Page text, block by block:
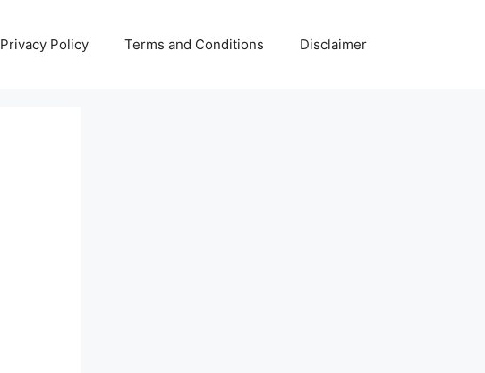
Privacy Policy Terms and Conditions Disclaimer